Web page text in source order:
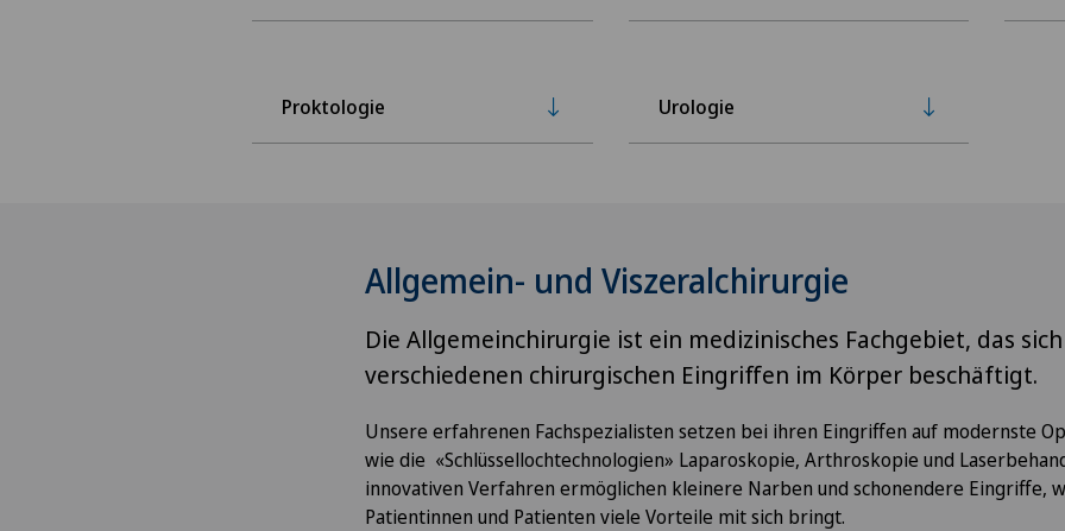
Proktologie Urologie
Allgemein- und Viszeralchirurgie
Die Allgemeinchirurgie ist ein medizinisches Fachgebiet, das
verschiedenen chirurgischen Eingriffen im Körper beschäftigt.
Unsere erfahrenen Fachspezialisten setzen bei ihren Eingriffen auf modernste
wie die «Schlüssellochtechnologien» Laparoskopie, Arthroskopie und
innovativen Verfahren ermöglichen kleinere Narben und schonendere Eingriffe,
Patientinnen und Patienten viele Vorteile mit sich bringt.